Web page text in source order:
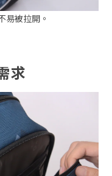
易被拉開。
求